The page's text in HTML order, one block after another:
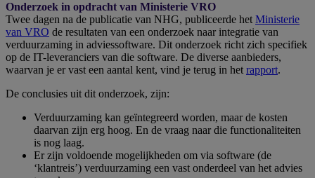
Onderzoek in opdracht van Ministerie VRO
Twee dagen na de publicatie van NHG, publiceerde het Ministerie
van VRO de resultaten van een onderzoek naar integratie van
verduurzaming in adviessoftware. Dit onderzoek richt zich specifiek
op de IT-leveranciers van die software. De diverse aanbieders,
waarvan je er vast een aantal kent, vind je terug in het rapport.
De conclusies uit dit onderzoek, zijn:
Verduurzaming kan geïntegreerd worden, maar de kosten
daarvan zijn erg hoog. En de vraag naar die functionaliteiten
is nog laag.
Er zijn voldoende mogelijkheden om via software (de
‘klantreis’) verduurzaming een vast onderdeel van het advies